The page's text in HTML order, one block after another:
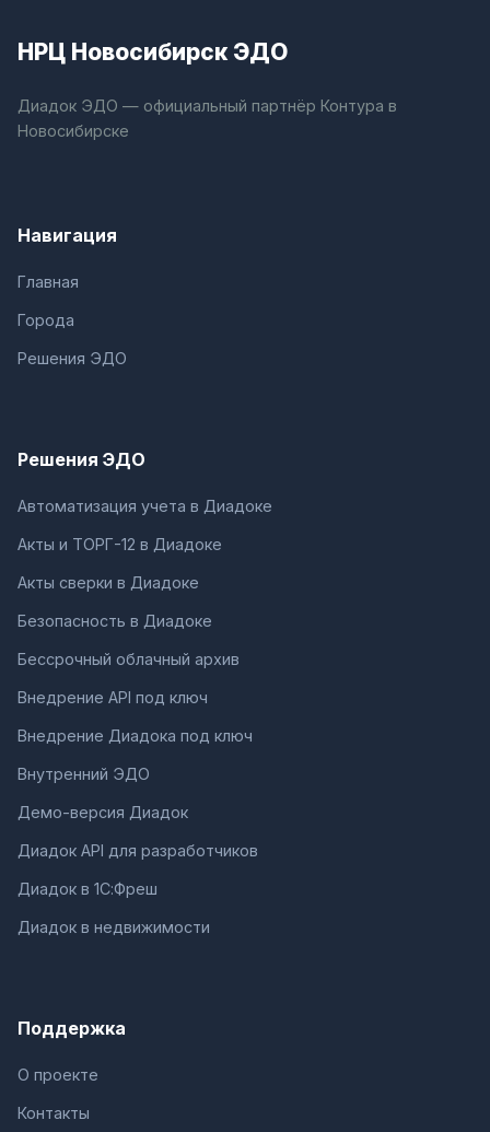
НРЦ Новосибирск ЭДО
Диадок ЭДО — официальный партнёр Контура в
Новосибирске
Навигация
Главная
Города
Решения ЭДО
Решения ЭДО
Автоматизация учета в Диадоке
Акты и ТОРГ-12 в Диадоке
Акты сверки в Диадоке
Безопасность в Диадоке
Бессрочный облачный архив
Внедрение API под ключ
Внедрение Диадока под ключ
Внутренний ЭДО
Демо-версия Диадок
Диадок API для разработчиков
Диадок в 1С:Фреш
Диадок в недвижимости
Поддержка
О проекте
Контакты